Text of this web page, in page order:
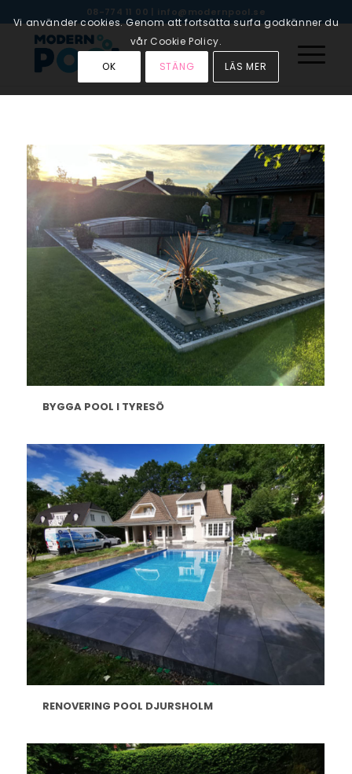
08-774 11 00 | info@modernpool.se
BYGGA POOL I TYRESÖ
RENOVERING POOL DJURSHOLM
Vi använder cookies. Genom att fortsätta surfa godkänner du
vår Cookie Policy.
OK
STÄNG LÄS MER